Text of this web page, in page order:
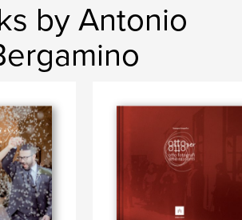
by Antonio